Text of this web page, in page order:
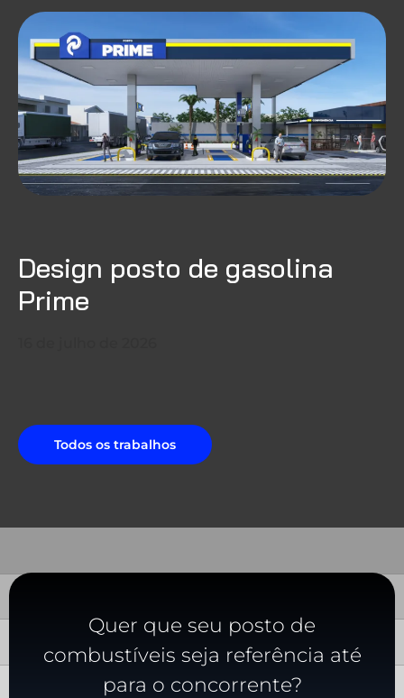
Design posto de gasolina
Prime
Todos os trabalhos
Quer que seu posto de
combustíveis seja referência até
para o concorrente?